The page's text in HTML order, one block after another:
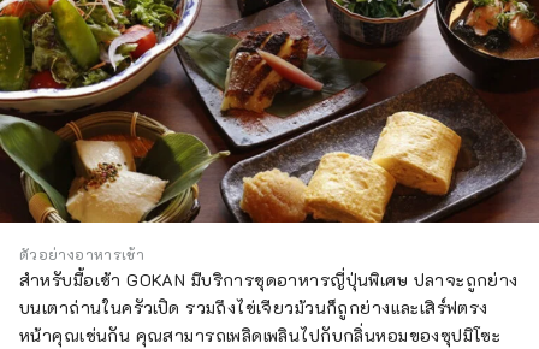
ตัวอย่างอาหารเช้า
สำหรับมื้อเช้า GOKAN มีบริการชุดอาหารญี่ปุ่นพิเศษ ปลาจะถูกย่าง
บนเตาถ่านในครัวเปิด รวมถึงไข่เจียวม้วนก็ถูกย่างและเสิร์ฟตรง
หน้าคุณเช่นกัน คุณสามารถเพลิดเพลินไปกับกลิ่นหอมของซุปมิโซะ